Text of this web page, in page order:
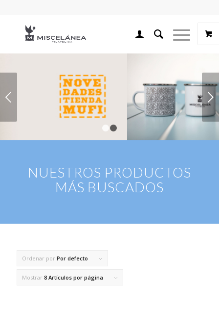
Posterior
2
NUESTROS PRODUCTOS
MÁS BUSCADOS
Ordenar por Por defecto
Mostrar 8 Artículos por página